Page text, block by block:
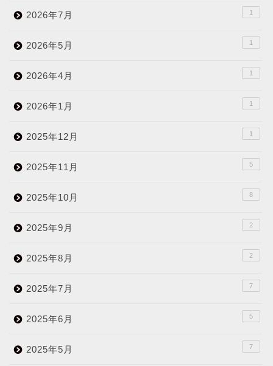
2026年7月 1
2026年5月 1
2026年4月 1
2026年1月 1
2025年12月 1
2025年11月 5
2025年10月 8
2025年9月 2
2025年8月 2
2025年7月 7
2025年6月 5
2025年5月 7